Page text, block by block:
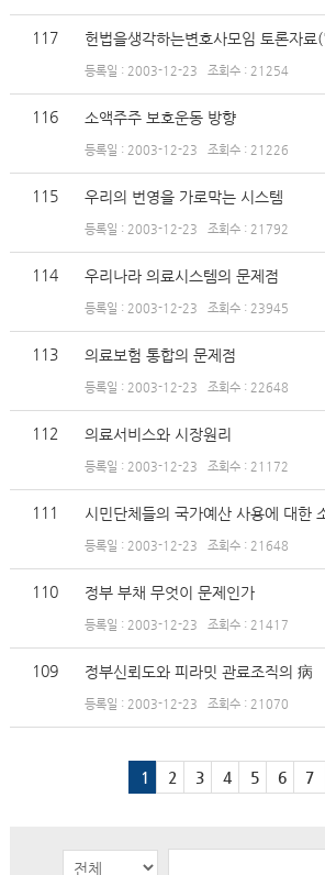
117 헌법을생각하는변호사모임 토론자
등록일 : 2003-12-23 조회수 : 21254
116 소액주주 보호운동 방향
등록일 : 2003-12-23 조회수 : 21226
115 우리의 번영을 가로막는 시스템
등록일 : 2003-12-23 조회수 : 21792
114 우리나라 의료시스템의 문제점
등록일 : 2003-12-23 조회수 : 23945
113 의료보험 통합의 문제점
등록일 : 2003-12-23 조회수 : 22648
112 의료서비스와 시장원리
등록일 : 2003-12-23 조회수 : 21172
111 시민단체들의 국가예산 사용에 대한
등록일 : 2003-12-23 조회수 : 21648
110 정부 부채 무엇이 문제인가
등록일 : 2003-12-23 조회수 : 21417
109 정부신뢰도와 피라밋 관료조직의 病
등록일 : 2003-12-23 조회수 : 21070
1 2 3 4 5 6 7